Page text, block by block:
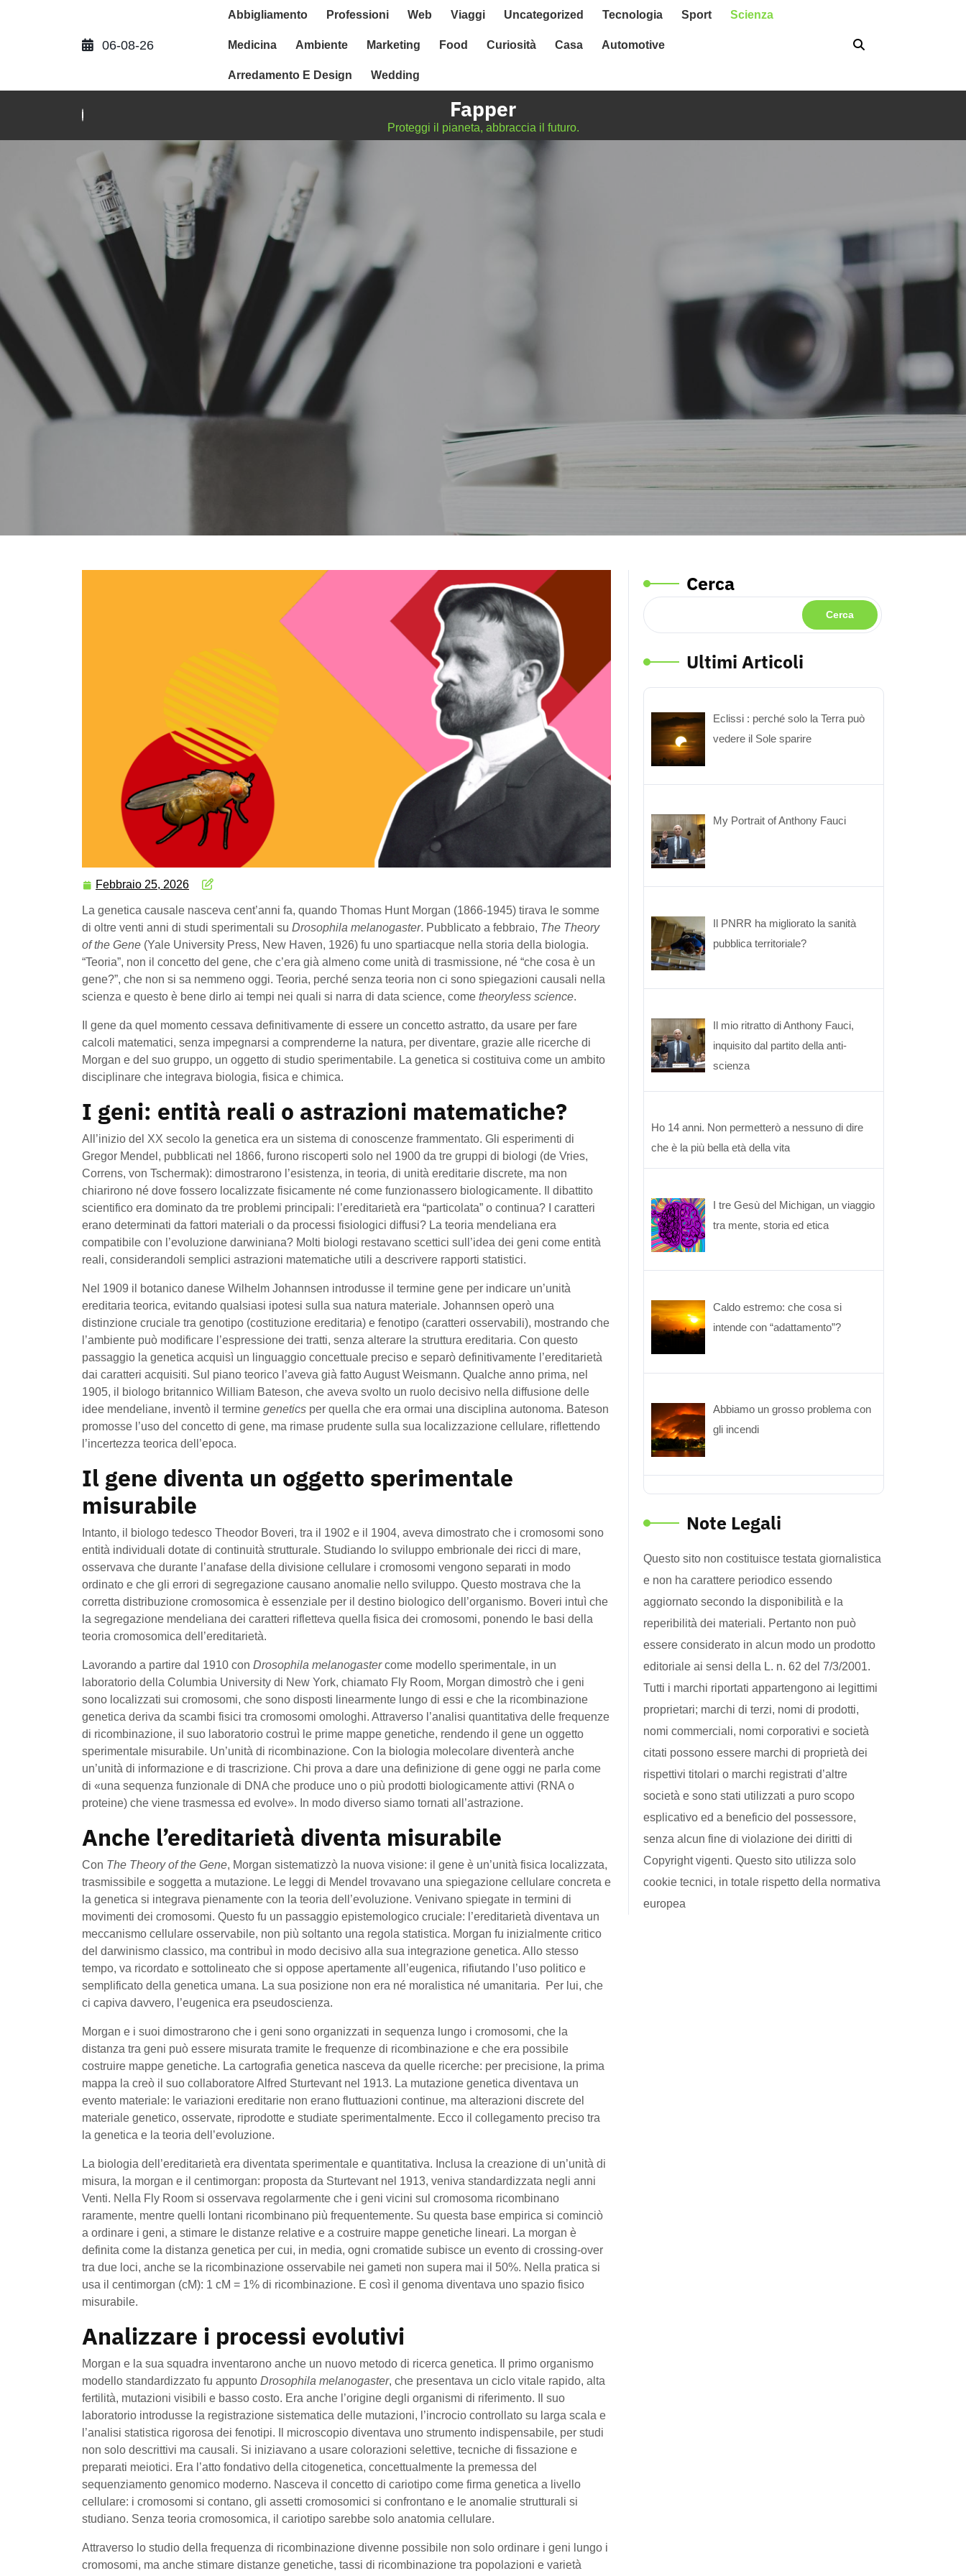
06-08-26
Abbigliamento Professioni Web Viaggi Uncategorized Tecnologia Sport Scienza
Medicina Ambiente Marketing Food Curiosità Casa Automotive
Arredamento E Design Wedding
Fapper
Proteggi il pianeta, abbraccia il futuro.
Febbraio 25, 2026
La genetica causale nasceva cent’anni fa, quando Thomas Hunt Morgan (1866-1945) tirava le somme
di oltre venti anni di studi sperimentali su Drosophila melanogaster. Pubblicato a febbraio, The Theory
of the Gene (Yale University Press, New Haven, 1926) fu uno spartiacque nella storia della biologia.
“Teoria”, non il concetto del gene, che c’era già almeno come unità di trasmissione, né “che cosa è un
gene?”, che non si sa nemmeno oggi. Teoria, perché senza teoria non ci sono spiegazioni causali nella
scienza e questo è bene dirlo ai tempi nei quali si narra di data science, come theoryless science.
Il gene da quel momento cessava definitivamente di essere un concetto astratto, da usare per fare
calcoli matematici, senza impegnarsi a comprenderne la natura, per diventare, grazie alle ricerche di
Morgan e del suo gruppo, un oggetto di studio sperimentabile. La genetica si costituiva come un ambito
disciplinare che integrava biologia, fisica e chimica.
I geni: entità reali o astrazioni matematiche?
All’inizio del XX secolo la genetica era un sistema di conoscenze frammentato. Gli esperimenti di
Gregor Mendel, pubblicati nel 1866, furono riscoperti solo nel 1900 da tre gruppi di biologi (de Vries,
Correns, von Tschermak): dimostrarono l’esistenza, in teoria, di unità ereditarie discrete, ma non
chiarirono né dove fossero localizzate fisicamente né come funzionassero biologicamente. Il dibattito
scientifico era dominato da tre problemi principali: l’ereditarietà era “particolata” o continua? I caratteri
erano determinati da fattori materiali o da processi fisiologici diffusi? La teoria mendeliana era
compatibile con l’evoluzione darwiniana? Molti biologi restavano scettici sull’idea dei geni come entità
reali, considerandoli semplici astrazioni matematiche utili a descrivere rapporti statistici.
Nel 1909 il botanico danese Wilhelm Johannsen introdusse il termine gene per indicare un’unità
ereditaria teorica, evitando qualsiasi ipotesi sulla sua natura materiale. Johannsen operò una
distinzione cruciale tra genotipo (costituzione ereditaria) e fenotipo (caratteri osservabili), mostrando che
l’ambiente può modificare l’espressione dei tratti, senza alterare la struttura ereditaria. Con questo
passaggio la genetica acquisì un linguaggio concettuale preciso e separò definitivamente l’ereditarietà
dai caratteri acquisiti. Sul piano teorico l’aveva già fatto August Weismann. Qualche anno prima, nel
1905, il biologo britannico William Bateson, che aveva svolto un ruolo decisivo nella diffusione delle
idee mendeliane, inventò il termine genetics per quella che era ormai una disciplina autonoma. Bateson
promosse l’uso del concetto di gene, ma rimase prudente sulla sua localizzazione cellulare, riflettendo
l’incertezza teorica dell’epoca.
Il gene diventa un oggetto sperimentale
misurabile
Intanto, il biologo tedesco Theodor Boveri, tra il 1902 e il 1904, aveva dimostrato che i cromosomi sono
entità individuali dotate di continuità strutturale. Studiando lo sviluppo embrionale dei ricci di mare,
osservava che durante l’anafase della divisione cellulare i cromosomi vengono separati in modo
ordinato e che gli errori di segregazione causano anomalie nello sviluppo. Questo mostrava che la
corretta distribuzione cromosomica è essenziale per il destino biologico dell’organismo. Boveri intuì che
la segregazione mendeliana dei caratteri rifletteva quella fisica dei cromosomi, ponendo le basi della
teoria cromosomica dell’ereditarietà.
Lavorando a partire dal 1910 con Drosophila melanogastercome modello sperimentale, in un
laboratorio della Columbia University di New York, chiamato Fly Room, Morgan dimostrò che i geni
sono localizzati sui cromosomi, che sono disposti linearmente lungo di essi e che la ricombinazione
genetica deriva da scambi fisici tra cromosomi omologhi. Attraverso l’analisi quantitativa delle frequenze
di ricombinazione, il suo laboratorio costruì le prime mappe genetiche, rendendo il gene un oggetto
sperimentale misurabile. Un’unità di ricombinazione. Con la biologia molecolare diventerà anche
un’unità di informazione e di trascrizione. Chi prova a dare una definizione di gene oggi ne parla come
di «una sequenza funzionale di DNA che produce uno o più prodotti biologicamente attivi (RNA o
proteine) che viene trasmessa ed evolve». In modo diverso siamo tornati all’astrazione.
Anche l’ereditarietà diventa misurabile
Con The Theory of the Gene, Morgan sistematizzò la nuova visione: il gene è un’unità fisica localizzata,
trasmissibile e soggetta a mutazione. Le leggi di Mendel trovavano una spiegazione cellulare concreta e
la genetica si integrava pienamente con la teoria dell’evoluzione. Venivano spiegate in termini di
movimenti dei cromosomi. Questo fu un passaggio epistemologico cruciale: l’ereditarietà diventava un
meccanismo cellulare osservabile, non più soltanto una regola statistica. Morgan fu inizialmente critico
del darwinismo classico, ma contribuì in modo decisivo alla sua integrazione genetica. Allo stesso
tempo, va ricordato e sottolineato che si oppose apertamente all’eugenica, rifiutando l’uso politico e
semplificato della genetica umana. La sua posizione non era né moralistica né umanitaria. Per lui, che
ci capiva davvero, l’eugenica era pseudoscienza.
Morgan e i suoi dimostrarono che i geni sono organizzati in sequenza lungo i cromosomi, che la
distanza tra geni può essere misurata tramite le frequenze di ricombinazione e che era possibile
costruire mappe genetiche. La cartografia genetica nasceva da quelle ricerche: per precisione, la prima
mappa la creò il suo collaboratore Alfred Sturtevant nel 1913. La mutazione genetica diventava un
evento materiale: le variazioni ereditarie non erano fluttuazioni continue, ma alterazioni discrete del
materiale genetico, osservate, riprodotte e studiate sperimentalmente. Ecco il collegamento preciso tra
la genetica e la teoria dell’evoluzione.
La biologia dell’ereditarietà era diventata sperimentale e quantitativa. Inclusa la creazione di un’unità di
misura, la morgan e il centimorgan: proposta da Sturtevant nel 1913, veniva standardizzata negli anni
Venti. Nella Fly Room si osservava regolarmente che i geni vicini sul cromosoma ricombinano
raramente, mentre quelli lontani ricombinano più frequentemente. Su questa base empirica si cominciò
a ordinare i geni, a stimare le distanze relative e a costruire mappe genetiche lineari. La morgan è
definita come la distanza genetica per cui, in media, ogni cromatide subisce un evento di crossing-over
tra due loci, anche se la ricombinazione osservabile nei gameti non supera mai il 50%. Nella pratica si
usa il centimorgan (cM): 1 cM = 1% di ricombinazione. E così il genoma diventava uno spazio fisico
misurabile.
Analizzare i processi evolutivi
Morgan e la sua squadra inventarono anche un nuovo metodo di ricerca genetica. Il primo organismo
modello standardizzato fu appunto Drosophila melanogaster, che presentava un ciclo vitale rapido, alta
fertilità, mutazioni visibili e basso costo. Era anche l’origine degli organismi di riferimento. Il suo
laboratorio introdusse la registrazione sistematica delle mutazioni, l’incrocio controllato su larga scala e
l’analisi statistica rigorosa dei fenotipi. Il microscopio diventava uno strumento indispensabile, per studi
non solo descrittivi ma causali. Si iniziavano a usare colorazioni selettive, tecniche di fissazione e
preparati meiotici. Era l’atto fondativo della citogenetica, concettualmente la premessa del
sequenziamento genomico moderno. Nasceva il concetto di cariotipo come firma genetica a livello
cellulare: i cromosomi si contano, gli assetti cromosomici si confrontano e le anomalie strutturali si
studiano. Senza teoria cromosomica, il cariotipo sarebbe solo anatomia cellulare.
Attraverso lo studio della frequenza di ricombinazione divenne possibile non solo ordinare i geni lungo i
cromosomi, ma anche stimare distanze genetiche, tassi di ricombinazione tra popolazioni e varietà
Cerca
Cerca
Ultimi Articoli
Eclissi : perché solo la Terra può
vedere il Sole sparire
My Portrait of Anthony Fauci
Il PNRR ha migliorato la sanità
pubblica territoriale?
Il mio ritratto di Anthony Fauci,
inquisito dal partito della anti-
scienza
Ho 14 anni. Non permetterò a nessuno di dire
che è la più bella età della vita
I tre Gesù del Michigan, un viaggio
tra mente, storia ed etica
Caldo estremo: che cosa si
intende con “adattamento”?
Abbiamo un grosso problema con
gli incendi
Note Legali
Questo sito non costituisce testata giornalistica
e non ha carattere periodico essendo
aggiornato secondo la disponibilità e la
reperibilità dei materiali. Pertanto non può
essere considerato in alcun modo un prodotto
editoriale ai sensi della L. n. 62 del 7/3/2001.
Tutti i marchi riportati appartengono ai legittimi
proprietari; marchi di terzi, nomi di prodotti,
nomi commerciali, nomi corporativi e società
citati possono essere marchi di proprietà dei
rispettivi titolari o marchi registrati d’altre
società e sono stati utilizzati a puro scopo
esplicativo ed a beneficio del possessore,
senza alcun fine di violazione dei diritti di
Copyright vigenti. Questo sito utilizza solo
cookie tecnici, in totale rispetto della normativa
europea